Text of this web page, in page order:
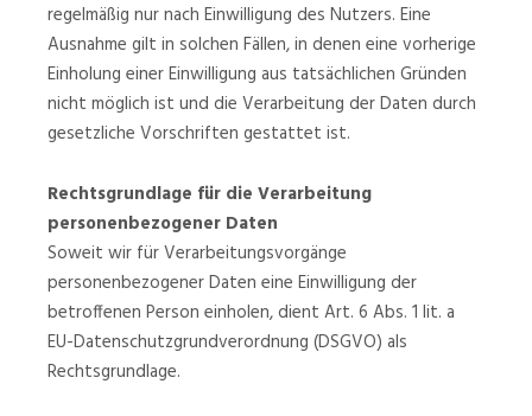
regelmäßig nur nach Einwilligung des Nutzers. Eine
Ausnahme gilt in solchen Fällen, in denen eine vorherige
Einholung einer Einwilligung aus tatsächlichen Gründen
nicht möglich ist und die Verarbeitung der Daten durch
gesetzliche Vorschriften gestattet ist.
Rechtsgrundlage für die Verarbeitung
personenbezogener Daten
Soweit wir für Verarbeitungsvorgänge
personenbezogener Daten eine Einwilligung der
betroffenen Person einholen, dient Art. 6 Abs. 1 lit. a
EU-Datenschutzgrundverordnung (DSGVO) als
Rechtsgrundlage.